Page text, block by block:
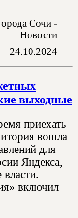
Сочи -
Новости
24.10.2024
выходные
приехать
вошла
для
Яндекса,
включил